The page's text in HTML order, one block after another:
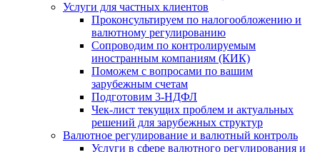
Услуги для частных клиентов
Проконсультируем по налогообложению и
валютному регулированию
Сопроводим по контролируемым
иностранным компаниям (КИК)
Поможем с вопросами по вашим
зарубежным счетам
Подготовим 3-НДФЛ
Чек-лист текущих проблем и актуальных
решений для зарубежных структур
Валютное регулирование и валютный контроль
Услуги в сфере валютного регулирования и